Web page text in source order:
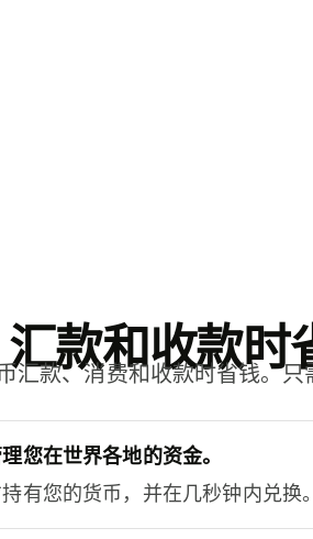
款和收款时
汇款、消费和收款时省钱。
您在世界各地的资金。
有您的货币，并在几秒钟内兑换